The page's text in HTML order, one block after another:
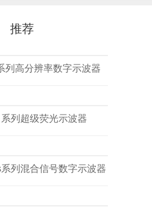
推荐
列高分辨率数字示波器
列超级荧光示波器
列混合信号数字示波器